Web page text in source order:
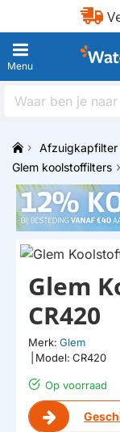
Waar
naar
oph
m
e
Afzuigkapfilter
Glem koolstoffilters
Op voorraad
Glem
CR420
Merk: Glem
Model: CR420